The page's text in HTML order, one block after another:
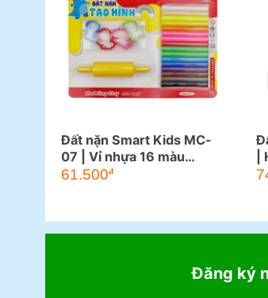
Đất nặn Smart Kids MC-
07 | Vỉ nhựa 16 màu
200g, 4 khuôn, 1 cây lăn
61.500đ
Đăng ký